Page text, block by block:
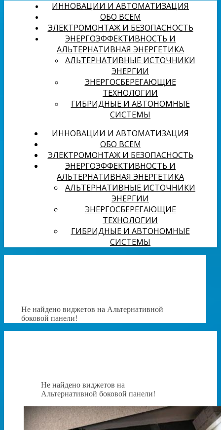
ИННОВАЦИИ И АВТОМАТИЗАЦИЯ
ОБО ВСЕМ
ЭЛЕКТРОМОНТАЖ И БЕЗОПАСНОСТЬ
ЭНЕРГОЭФФЕКТИВНОСТЬ И
АЛЬТЕРНАТИВНАЯ ЭНЕРГЕТИКА
АЛЬТЕРНАТИВНЫЕ ИСТОЧНИКИ
ЭНЕРГИИ
ЭНЕРГОСБЕРЕГАЮЩИЕ
ТЕХНОЛОГИИ
ГИБРИДНЫЕ И АВТОНОМНЫЕ
СИСТЕМЫ
ИННОВАЦИИ И АВТОМАТИЗАЦИЯ
ОБО ВСЕМ
ЭЛЕКТРОМОНТАЖ И БЕЗОПАСНОСТЬ
ЭНЕРГОЭФФЕКТИВНОСТЬ И
АЛЬТЕРНАТИВНАЯ ЭНЕРГЕТИКА
АЛЬТЕРНАТИВНЫЕ ИСТОЧНИКИ
ЭНЕРГИИ
ЭНЕРГОСБЕРЕГАЮЩИЕ
ТЕХНОЛОГИИ
ГИБРИДНЫЕ И АВТОНОМНЫЕ
СИСТЕМЫ
Не найдено виджетов на Альтернативной
боковой панели!
Не найдено виджетов на
Альтернативной боковой панели!